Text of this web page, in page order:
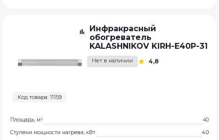
Код товара: 11159
Инфракрасный
обогреватель
KALASHNIKOV KIRH-E40P-31
Нет в наличии 4,8
Площадь, м²
40
Ступени мощности нагрева, кВт
4.0